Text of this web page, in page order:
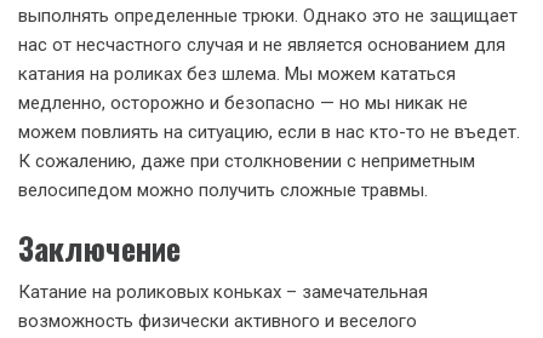
выполнять определенные трюки. Однако это не защищает
нас от несчастного случая и не является основанием для
катания на роликах без шлема. Мы можем кататься
медленно, осторожно и безопасно — но мы никак не
можем повлиять на ситуацию, если в нас кто-то не въедет.
К сожалению, даже при столкновении с неприметным
велосипедом можно получить сложные травмы.
Заключение
Катание на роликовых коньках – замечательная
возможность физически активного и веселого